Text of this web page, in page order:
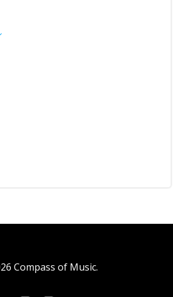
Compass of Music.